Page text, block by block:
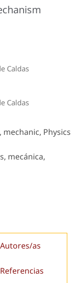
Caldas
Caldas
Physics
mecánica,
Autores/as
Referencias